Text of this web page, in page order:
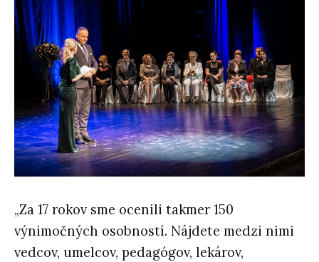
„Za 17 rokov sme ocenili takmer 150
výnimočných osobností. Nájdete medzi nimi
vedcov, umelcov, pedagógov, lekárov,